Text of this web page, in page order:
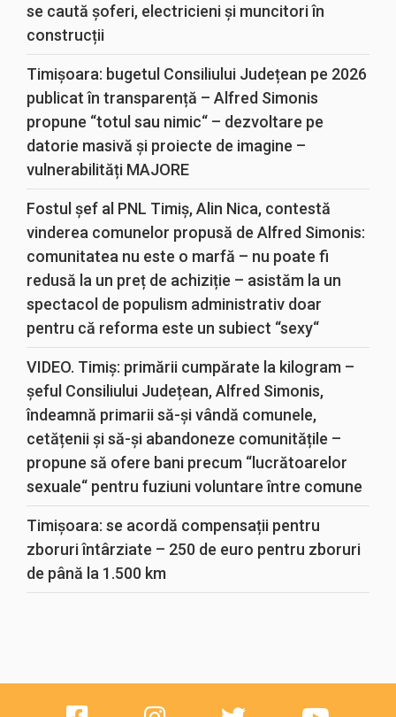
se caută șoferi, electricieni și muncitori în
construcții
Timișoara: bugetul Consiliului Județean pe 2026
publicat în transparență – Alfred Simonis
propune “totul sau nimic“ – dezvoltare pe
datorie masivă și proiecte de imagine –
vulnerabilități MAJORE
Fostul șef al PNL Timiș, Alin Nica, contestă
vinderea comunelor propusă de Alfred Simonis:
comunitatea nu este o marfă – nu poate fi
redusă la un preț de achiziție – asistăm la un
spectacol de populism administrativ doar
pentru că reforma este un subiect “sexy“
VIDEO. Timiș: primării cumpărate la kilogram –
șeful Consiliului Județean, Alfred Simonis,
îndeamnă primarii să-și vândă comunele,
cetățenii și să-și abandoneze comunitățile –
propune să ofere bani precum “lucrătoarelor
sexuale“ pentru fuziuni voluntare între comune
Timișoara: se acordă compensații pentru
zboruri întârziate – 250 de euro pentru zboruri
de până la 1.500 km